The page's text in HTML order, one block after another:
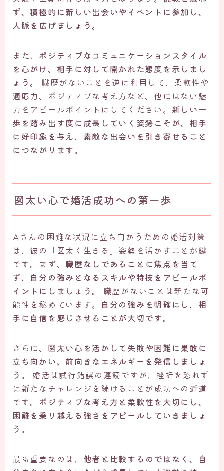
ず、積極的に新しい出会いやイベントに参加し、
人脈を広げましょう。
また、 ポジティブなコミュニケーションスタイル
を心がけ、相手に対して開かれた態度を示しまし
ょう。
職歴がないことを逆に利用して、柔軟性や
適応力、ポジティブな考え方など、他にはない魅
力をアピールポイントにしてください。 新しい一
歩を踏み出す度に成長していく姿勢こそが、相手
に好印象を与え、素敵な出会いを引き寄せること
につながります。
図太い心で婚活成功への第一歩
Aさんの困難な状況に立ち向かうための婚活対策
は、彼の「図太く生きる」姿勢を活かすことが鍵
です。まず、職歴なしであることに焦点を当て
ず、自分の強みとなるスキルや特技をアピールポ
イントにしましょう。
職歴がないことは新たな可
能性を秘めています。
自分の強みを明確にし、相
手に自信を感じさせることが大切です。
さらに、 図太い心を活かして失敗や困難に果敢に
立ち向かい、前向きなエネルギーを発信しましょ
う。
婚活は試行錯誤の連続ですが、挫折を恐れず
に新たなチャレンジを続けることが成功への近道
です。 ポジティブな考え方と柔軟性を大切にし、
困難を乗り越える強さをアピールしていきましょ
う。
最も重要なのは、 他者と比較するのではなく、自